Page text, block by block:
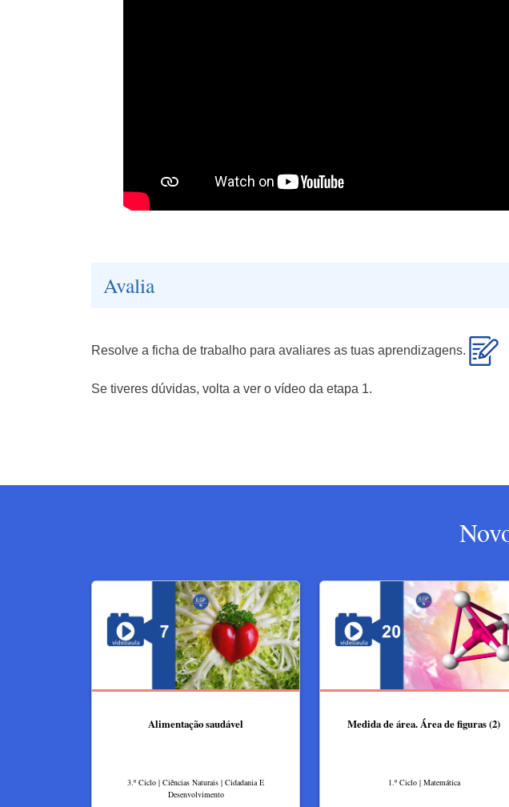
Avalia
Resolve a ficha de trabalho para avaliares as tuas aprendizagens.
Se tiveres dúvidas, volta a ver o vídeo da etapa 1.
Alimentação saudável
3.º Ciclo | Ciências Naturais | Cidadania E
Desenvolvimento
Medida de área. Área de figuras (2)
1.º Ciclo | Matemática